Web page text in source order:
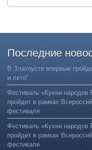
Последние
В Златоусте впервые
и лето"
Фестиваль «Кухни народов
пройдет в рамках
фестиваля
Фестиваль «Кухни народов
пройдет в рамках
фестиваля